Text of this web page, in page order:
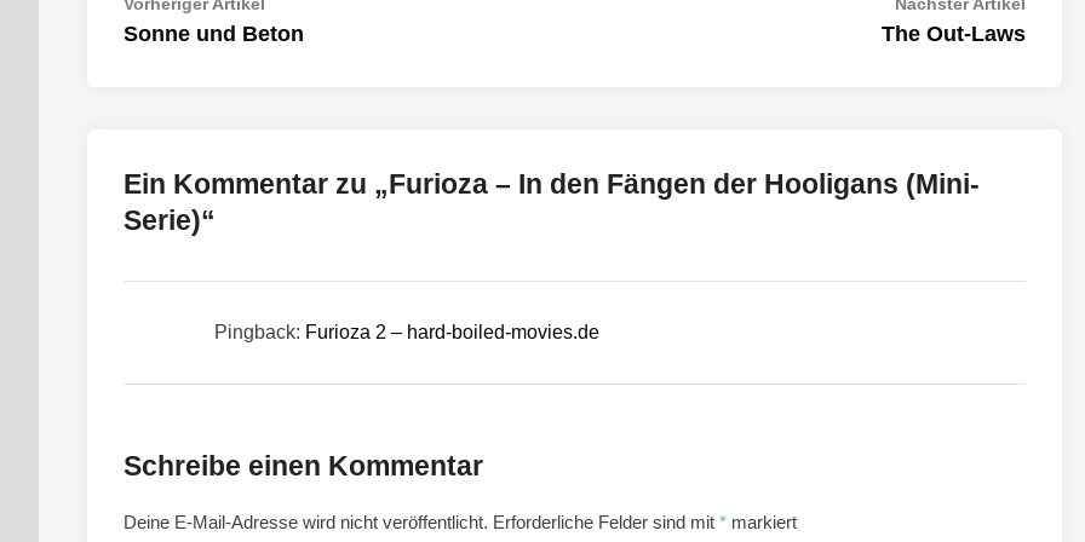
Artikel:
Sonne und Beton The Out-Laws
Ein Kommentar zu „Furioza – In den Fängen der Hooligans (Mini-
Serie)“
Pingback: Furioza 2 – hard-boiled-movies.de
Schreibe einen Kommentar
Deine E-Mail-Adresse wird nicht veröffentlicht. Erforderliche Felder sind mit * markiert